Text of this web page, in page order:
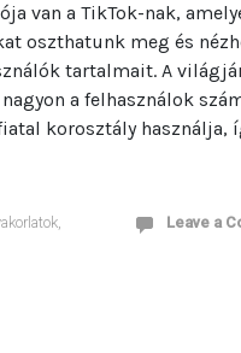
van a TikTok-nak,
oszthatunk meg és
tartalmait. A
a felhasználok
korosztály használja,
,
Leave a